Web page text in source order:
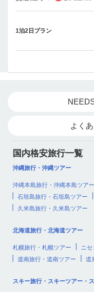
1泊2日プラン
よく
国内格安旅行一覧
沖縄旅行・沖縄ツアー
沖縄本島旅行・沖縄本島ツアー
石垣島旅行・石垣島ツアー
久米島旅行・久米島ツアー
北海道旅行・北海道ツアー
札幌旅行・札幌ツアー
ニ
道南旅行・道南ツアー
道
スキー旅行・スキーツアー・